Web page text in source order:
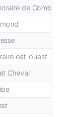
de Combau
est-ouest
Cheval